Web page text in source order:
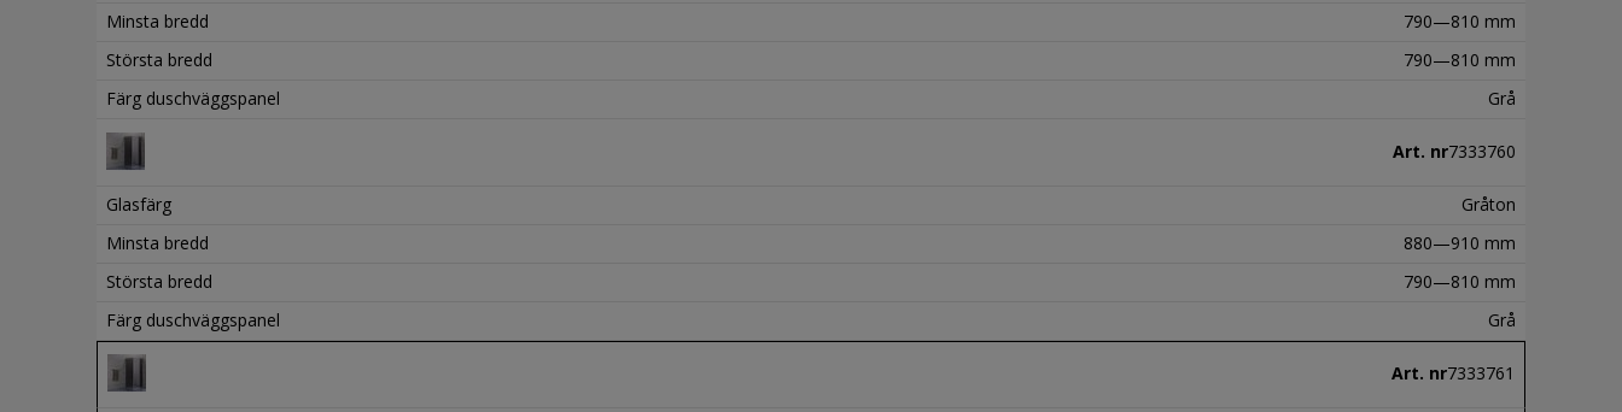
Minsta bredd
790—810 mm
Största bredd
790—810 mm
Färg duschväggspanel
Grå
Art. nr7333760
Glasfärg
Gråton
Minsta bredd
880—910 mm
Största bredd
790—810 mm
Färg duschväggspanel
Grå
Art. nr7333761